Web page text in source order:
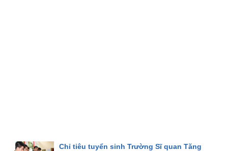
Chỉ tiêu tuyển sinh Trường Sĩ quan Tăng